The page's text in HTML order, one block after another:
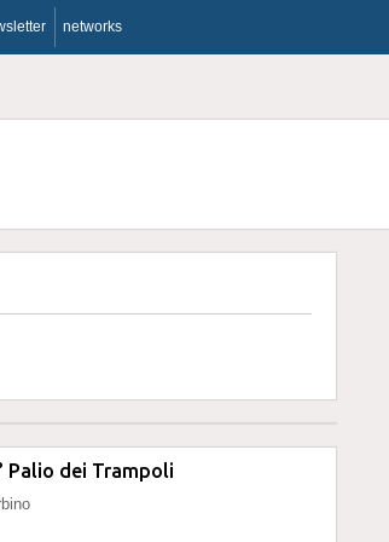
networks
Palio dei Trampoli